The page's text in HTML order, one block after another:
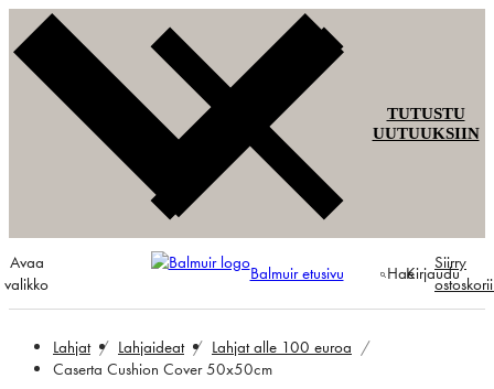
TUTUSTU
UUTUUKSIIN
Avaa
valikko
Balmuir etusivu HaeKirjaudu
Siirry
Lahjat Lahjaideat
Lahjat alle 100 euroa
Caserta Cushion Cover 50x50cm